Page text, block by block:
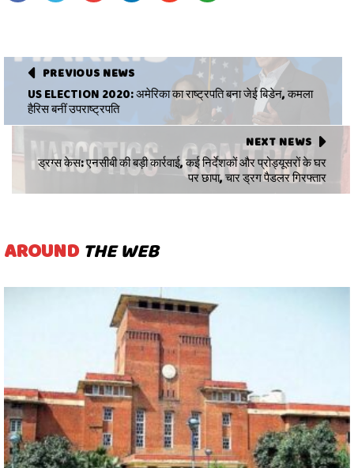
PREVIOUS NEWS
US ELECTION 2020: अमेरिका का राष्ट्रपति बना जेई बिडेन, कमला
हैरिस बनीं उपराष्ट्रपति
NEXT NEWS
ड्रग्स केस: एनसीबी की बड़ी कार्रवाई, कई निर्देशकों और प्रोड्यूसरों के घर
पर छापा, चार ड्रग पैडलर गिरफ्तार
AROUND THE WEB